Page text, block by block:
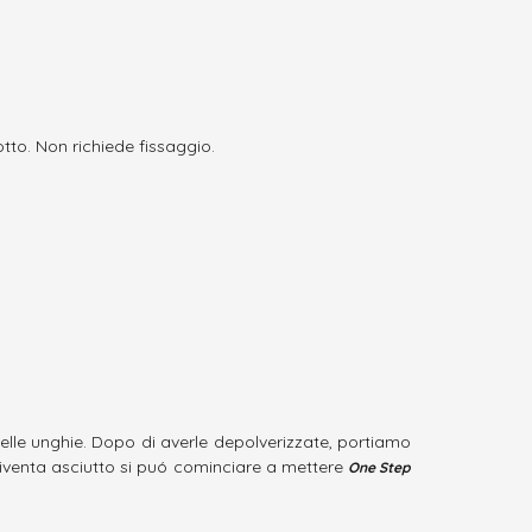
Non richiede fissaggio.
unghie. Dopo di averle depolverizzate, portiamo
asciutto si puó cominciare a mettere One Step